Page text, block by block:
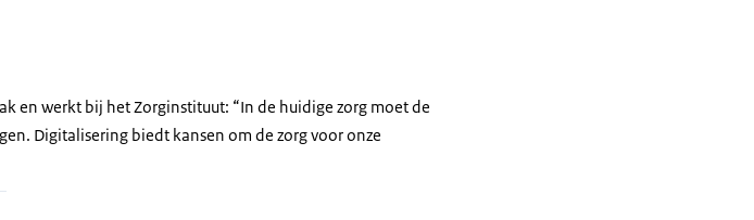
en werkt bij het Zorginstituut: “In de huidige zorg moet de
Digitalisering biedt kansen om de zorg voor onze